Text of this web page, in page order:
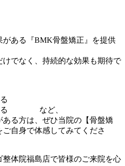
がある『BMK骨盤矯正』を提供
でなく、持続的な効果も期待で
ある など、
る方は、ぜひ当院の【骨盤矯
自身で体感してみてくださ
体院福島店で皆様のご来院を心